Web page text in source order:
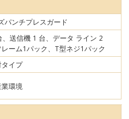
パンチプレスガード
、送信機 1 台、データ ライン 2
ーム1パック、T型ネジ1パック
イプ
環境